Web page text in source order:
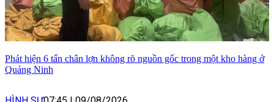
Phát hiện 6 tấn chân lợn không rõ nguồn gốc trong một kho hàng ở
Quảng Ninh